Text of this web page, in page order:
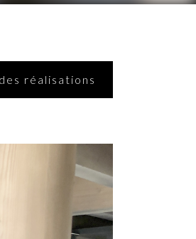
réalisations